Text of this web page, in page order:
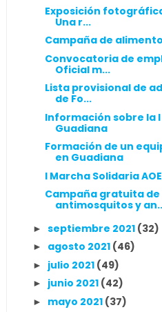
Exposición
Una r...
Campaña de
Convocatoria de
Oficial m...
Lista provisional de
de Fo...
Información sobre la I
Guadiana
Formación de un
en Guadiana
I Marcha Solidaria
Campaña gratuita
antimosquitos y
► septiembre 2021 (32)
► agosto 2021 (46)
► julio 2021 (49)
► junio 2021 (42)
► mayo 2021 (37)